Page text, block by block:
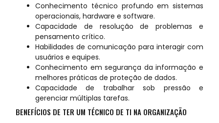
Conhecimento técnico profundo em sistemas
operacionais, hardware e software.
Capacidade de resolução de problemas e
pensamento crítico.
Habilidades de comunicação para interagir com
usuários e equipes.
Conhecimento em segurança da informação e
melhores práticas de proteção de dados.
Capacidade de trabalhar sob pressão e
gerenciar múltiplas tarefas.
BENEFÍCIOS DE TER UM TÉCNICO DE TI NA ORGANIZAÇÃO